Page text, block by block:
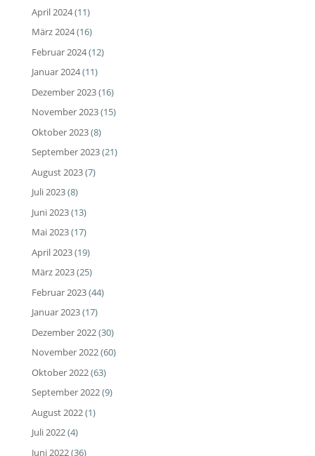
April 2024(11)
März 2024(16)
Februar 2024(12)
Januar 2024(11)
Dezember 2023(16)
November 2023(15)
Oktober 2023(8)
September 2023(21)
August 2023(7)
Juli 2023(8)
Juni 2023(13)
Mai 2023(17)
April 2023(19)
März 2023(25)
Februar 2023(44)
Januar 2023(17)
Dezember 2022(30)
November 2022(60)
Oktober 2022(63)
September 2022(9)
August 2022(1)
Juli 2022(4)
Juni 2022(36)